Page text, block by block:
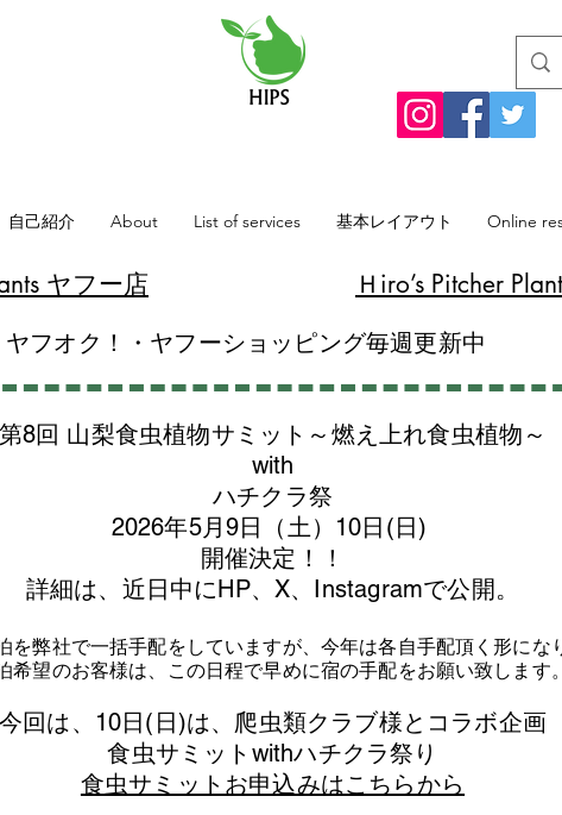
自己紹介 About List of services 基本レイアウト Online
ヤフー店 Ｈiro’s Pitcher
ヤフオク！・ヤフーショッピング毎週更新中
第8回 山梨食虫植物サミット～燃え上れ食虫植物～
with
​ハチクラ祭
2026年5月9日（土）10日(日)
​開催決定！！
詳細は、近日中にHP、X、Instagramで公開。
を弊社で一括手配をしていますが、今年は各自手配頂く形にな
希望のお客様は、この日程で早めに宿の手配をお願い致します。
​今回は、10日(日)は、爬虫類クラブ様とコラボ企画
​食虫サミットwithハチクラ祭り
食虫サミットお申込みはこちらから